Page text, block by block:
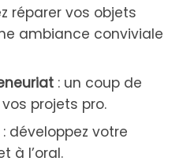
réparer vos objets
ambiance conviviale
: un coup de
projets pro.
: développez votre
à l’oral.